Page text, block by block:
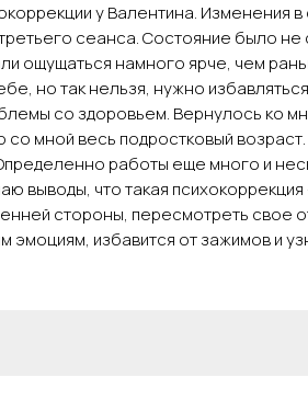
у Валентина. Изменения
сеанса. Состояние было
ощущаться намного ярче, чем
но так нельзя, нужно
со здоровьем. Вернулось ко
мной весь подростковый
работы еще много и
выводы, что такая
стороны, пересмотреть свое
эмоциям, избавится от зажимов и